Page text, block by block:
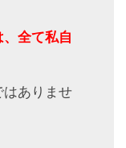
、全て私自
はありませ